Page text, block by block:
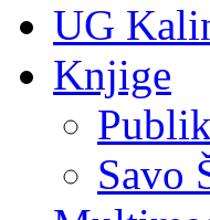
UG
Knjige
Savo